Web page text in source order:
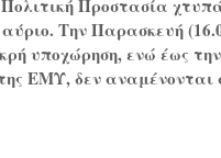
Προστασία
Την Παρασκευή
υποχώρηση, ενώ έως την
ΕΜΥ, δεν